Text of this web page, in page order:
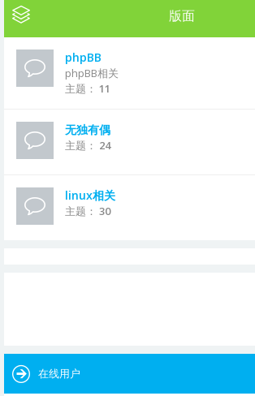
版面
phpBB
phpBB相关
主题： 11
无独有偶
主题： 24
linux相关
主题： 30
在线用户